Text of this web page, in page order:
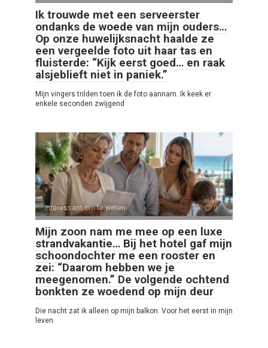
Ik trouwde met een serveerster
ondanks de woede van mijn ouders…
Op onze huwelijksnacht haalde ze
een vergeelde foto uit haar tas en
fluisterde: “Kijk eerst goed… en raak
alsjeblieft niet in paniek.”
Mijn vingers trilden toen ik de foto aannam. Ik keek er
enkele seconden zwijgend
Interessant om te weten 0
Mijn zoon nam me mee op een luxe
strandvakantie… Bij het hotel gaf mijn
schoondochter me een rooster en
zei: “Daarom hebben we je
meegenomen.” De volgende ochtend
bonkten ze woedend op mijn deur
Die nacht zat ik alleen op mijn balkon. Voor het eerst in mijn
leven